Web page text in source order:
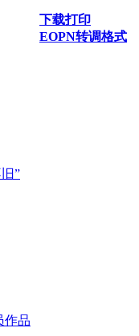
”
作品
下载打印
EOPN转调格式